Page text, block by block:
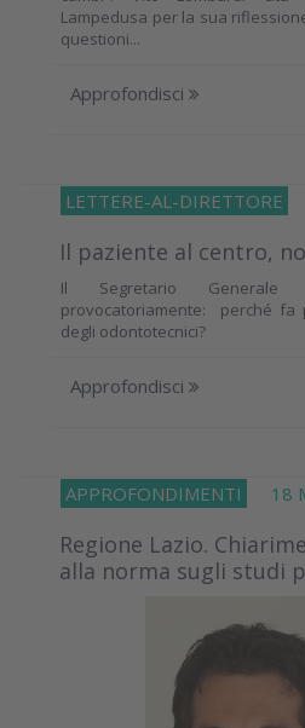
Lampedusa per la sua
questioni...
Approfondisci
LETTERE-AL-DIRETTORE
Il paziente al centro,
Il Segretario
provocatoriamente: perché fa
degli odontotecnici?
Approfondisci
APPROFONDIMENTI 18
Regione Lazio.
alla norma sugli studi